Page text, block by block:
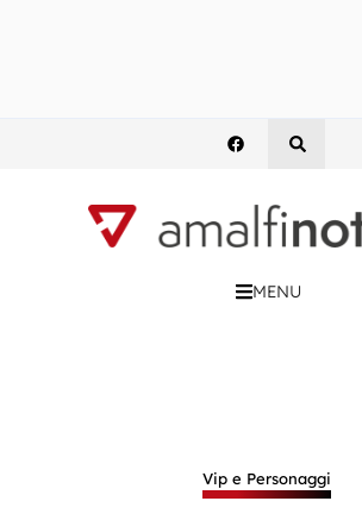
MENU
Vip e Personaggi